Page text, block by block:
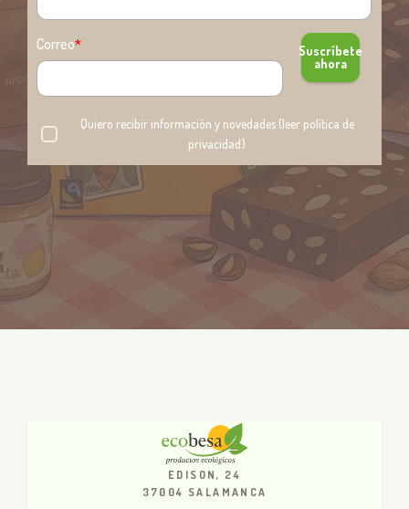
Correo*
Suscríbete
ahora
Quiero recibir información y novedades (leer política de
privacidad)
EDISON, 24
37004 SALAMANCA